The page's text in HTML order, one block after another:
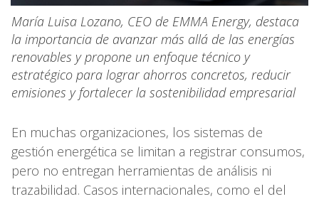
María Luisa Lozano, CEO de EMMA Energy, destaca
la importancia de avanzar más allá de las energías
renovables y propone un enfoque técnico y
estratégico para lograr ahorros concretos, reducir
emisiones y fortalecer la sostenibilidad empresarial
En muchas organizaciones, los sistemas de
gestión energética se limitan a registrar consumos,
pero no entregan herramientas de análisis ni
trazabilidad. Casos internacionales, como el del